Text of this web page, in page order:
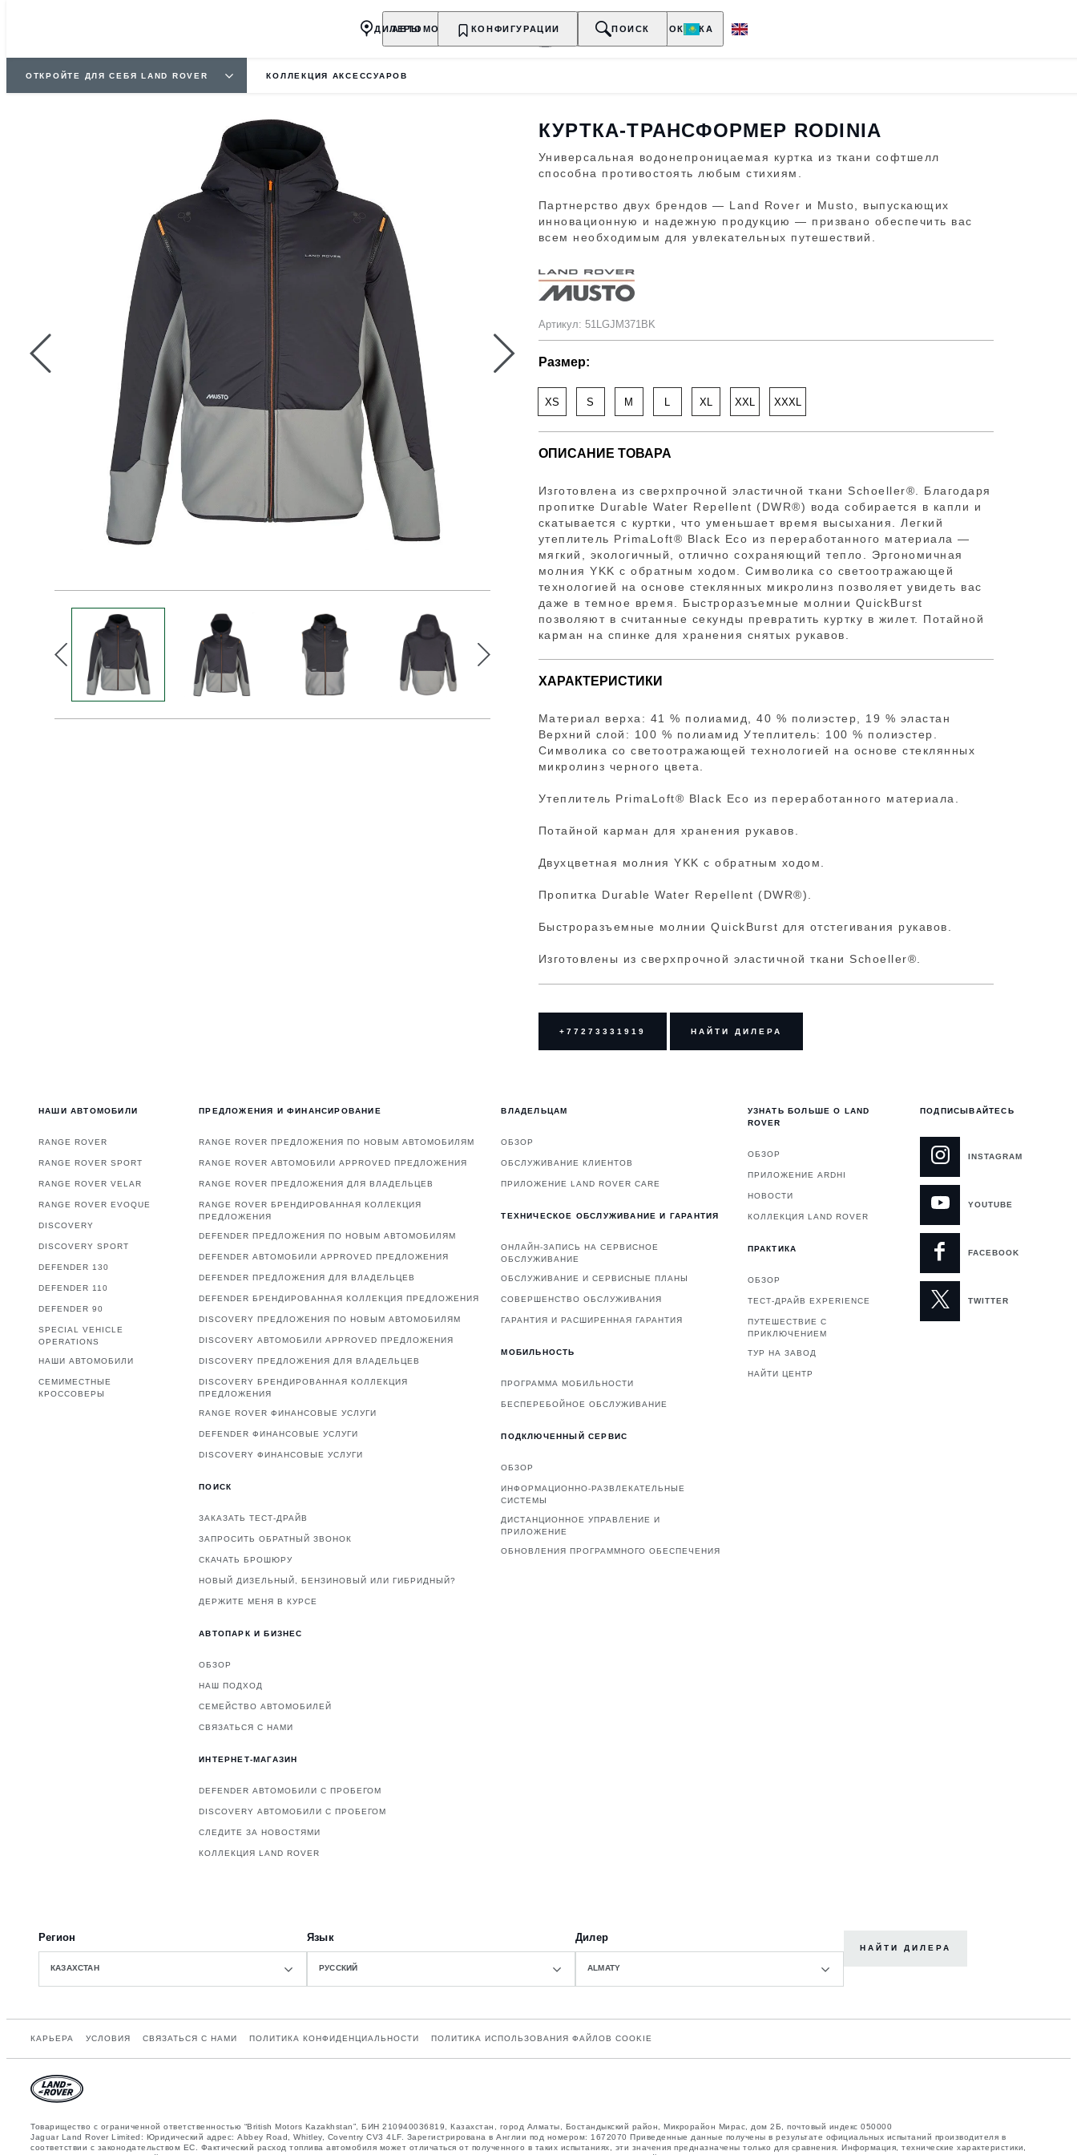
АВТОМОБИЛИ ВЛАДЕЛЬЦАМ О БРЕНДЕ ПОКУПКА
ДИЛЕРЫ КОНФИГУРАЦИИ ПОИСК
ОТКРОЙТЕ ДЛЯ СЕБЯ LAND ROVER КОЛЛЕКЦИЯ АКСЕССУАРОВ
КУРТКА-ТРАНСФОРМЕР RODINIA
Универсальная водонепроницаемая куртка из ткани софтшелл
способна противостоять любым стихиям.
Партнерство двух брендов — Land Rover и Musto, выпускающих
инновационную и надежную продукцию — призвано обеспечить вас
всем необходимым для увлекательных путешествий.
Артикул: 51LGJM371BK
Размер:
XS S M L XL XXL XXXL
ОПИСАНИЕ ТОВАРА
Изготовлена из сверхпрочной эластичной ткани Schoeller®. Благодаря
пропитке Durable Water Repellent (DWR®) вода собирается в капли и
скатывается с куртки, что уменьшает время высыхания. Легкий
утеплитель PrimaLoft® Black Eco из переработанного материала —
мягкий, экологичный, отлично сохраняющий тепло. Эргономичная
молния YKK с обратным ходом. Символика со светоотражающей
технологией на основе стеклянных микролинз позволяет увидеть вас
даже в темное время. Быстроразъемные молнии QuickBurst
позволяют в считанные секунды превратить куртку в жилет. Потайной
карман на спинке для хранения снятых рукавов.
ХАРАКТЕРИСТИКИ
Материал верха: 41 % полиамид, 40 % полиэстер, 19 % эластан
Верхний слой: 100 % полиамид Утеплитель: 100 % полиэстер.
Символика со светоотражающей технологией на основе стеклянных
микролинз черного цвета.
Утеплитель PrimaLoft® Black Eco из переработанного материала.
Потайной карман для хранения рукавов.
Двухцветная молния YKK с обратным ходом.
Пропитка Durable Water Repellent (DWR®).
Быстроразъемные молнии QuickBurst для отстегивания рукавов.
Изготовлены из сверхпрочной эластичной ткани Schoeller®.
+77273331919 НАЙТИ ДИЛЕРА
НАШИ АВТОМОБИЛИ
RANGE ROVER
RANGE ROVER SPORT
RANGE ROVER VELAR
RANGE ROVER EVOQUE
DISCOVERY
DISCOVERY SPORT
DEFENDER 130
DEFENDER 110
DEFENDER 90
SPECIAL VEHICLE
OPERATIONS
НАШИ АВТОМОБИЛИ
СЕМИМЕСТНЫЕ
КРОССОВЕРЫ
ПРЕДЛОЖЕНИЯ И ФИНАНСИРОВАНИЕ
RANGE ROVER ПРЕДЛОЖЕНИЯ ПО НОВЫМ АВТОМОБИЛЯМ
RANGE ROVER АВТОМОБИЛИ APPROVED ПРЕДЛОЖЕНИЯ
RANGE ROVER ПРЕДЛОЖЕНИЯ ДЛЯ ВЛАДЕЛЬЦЕВ
RANGE ROVER БРЕНДИРОВАННАЯ КОЛЛЕКЦИЯ
ПРЕДЛОЖЕНИЯ
DEFENDER ПРЕДЛОЖЕНИЯ ПО НОВЫМ АВТОМОБИЛЯМ
DEFENDER АВТОМОБИЛИ APPROVED ПРЕДЛОЖЕНИЯ
DEFENDER ПРЕДЛОЖЕНИЯ ДЛЯ ВЛАДЕЛЬЦЕВ
DEFENDER БРЕНДИРОВАННАЯ КОЛЛЕКЦИЯ ПРЕДЛОЖЕНИЯ
DISCOVERY ПРЕДЛОЖЕНИЯ ПО НОВЫМ АВТОМОБИЛЯМ
DISCOVERY АВТОМОБИЛИ APPROVED ПРЕДЛОЖЕНИЯ
DISCOVERY ПРЕДЛОЖЕНИЯ ДЛЯ ВЛАДЕЛЬЦЕВ
DISCOVERY БРЕНДИРОВАННАЯ КОЛЛЕКЦИЯ
ПРЕДЛОЖЕНИЯ
RANGE ROVER ФИНАНСОВЫЕ УСЛУГИ
DEFENDER ФИНАНСОВЫЕ УСЛУГИ
DISCOVERY ФИНАНСОВЫЕ УСЛУГИ
ПОИСК
ЗАКАЗАТЬ ТЕСТ-ДРАЙВ
ЗАПРОСИТЬ ОБРАТНЫЙ ЗВОНОК
СКАЧАТЬ БРОШЮРУ
НОВЫЙ ДИЗЕЛЬНЫЙ, БЕНЗИНОВЫЙ ИЛИ ГИБРИДНЫЙ?
ДЕРЖИТЕ МЕНЯ В КУРСЕ
АВТОПАРК И БИЗНЕС
ОБЗОР
НАШ ПОДХОД
СЕМЕЙСТВО АВТОМОБИЛЕЙ
СВЯЗАТЬСЯ С НАМИ
ИНТЕРНЕТ-МАГАЗИН
DEFENDER АВТОМОБИЛИ С ПРОБЕГОМ
DISCOVERY АВТОМОБИЛИ С ПРОБЕГОМ
СЛЕДИТЕ ЗА НОВОСТЯМИ
КОЛЛЕКЦИЯ LAND ROVER
ВЛАДЕЛЬЦАМ
ОБЗОР
ОБСЛУЖИВАНИЕ КЛИЕНТОВ
ПРИЛОЖЕНИЕ LAND ROVER CARE
ТЕХНИЧЕСКОЕ ОБСЛУЖИВАНИЕ И ГАРАНТИЯ
ОНЛАЙН-ЗАПИСЬ НА СЕРВИСНОЕ
ОБСЛУЖИВАНИЕ
ОБСЛУЖИВАНИЕ И СЕРВИСНЫЕ ПЛАНЫ
СОВЕРШЕНСТВО ОБСЛУЖИВАНИЯ
ГАРАНТИЯ И РАСШИРЕННАЯ ГАРАНТИЯ
МОБИЛЬНОСТЬ
ПРОГРАММА МОБИЛЬНОСТИ
БЕСПЕРЕБОЙНОЕ ОБСЛУЖИВАНИЕ
ПОДКЛЮЧЕННЫЙ СЕРВИС
ОБЗОР
ИНФОРМАЦИОННО-РАЗВЛЕКАТЕЛЬНЫЕ
СИСТЕМЫ
ДИСТАНЦИОННОЕ УПРАВЛЕНИЕ И
ПРИЛОЖЕНИЕ
ОБНОВЛЕНИЯ ПРОГРАММНОГО ОБЕСПЕЧЕНИЯ
УЗНАТЬ БОЛЬШЕ О LAND
ROVER
ОБЗОР
ПРИЛОЖЕНИЕ ARDHI
НОВОСТИ
КОЛЛЕКЦИЯ LAND ROVER
ПРАКТИКА
ОБЗОР
ТЕСТ-ДРАЙВ EXPERIENCE
ПУТЕШЕСТВИЕ С
ПРИКЛЮЧЕНИЕМ
ТУР НА ЗАВОД
НАЙТИ ЦЕНТР
ПОДПИСЫВАЙТЕСЬ
INSTAGRAM
YOUTUBE
FACEBOOK
TWITTER
Регион
КАЗАХСТАН
Язык
РУССКИЙ
Дилер
ALMATY
НАЙТИ ДИЛЕРА
КАРЬЕРА УСЛОВИЯ СВЯЗАТЬСЯ С НАМИ ПОЛИТИКА КОНФИДЕНЦИАЛЬНОСТИ ПОЛИТИКА ИСПОЛЬЗОВАНИЯ ФАЙЛОВ COOKIE
Товарищество с ограниченной ответственностью “British Motors Kazakhstan”, БИН 210940036819, Казахстан, город Алматы, Бостандыкский район, Микрорайон Мирас, дом 2Б, почтовый индекс 050000
Jaguar Land Rover Limited: Юридический адрес: Abbey Road, Whitley, Coventry CV3 4LF. Зарегистрирована в Англии под номером: 1672070 Приведенные данные получены в результате официальных испытаний производителя в
соответствии с законодательством ЕС. Фактический расход топлива автомобиля может отличаться от полученного в таких испытаниях, эти значения предназначены только для сравнения. Информация, технические характеристики,